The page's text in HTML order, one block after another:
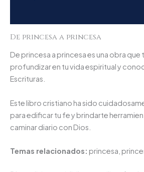
De princesa a princesa
De princesa a princesa es una obra que
profundizar en tu vida espiritual y
Escrituras.
Este libro cristiano ha sido
para edificar tu fe y brindarte
caminar diario con Dios.
Temas relacionados: princesa,